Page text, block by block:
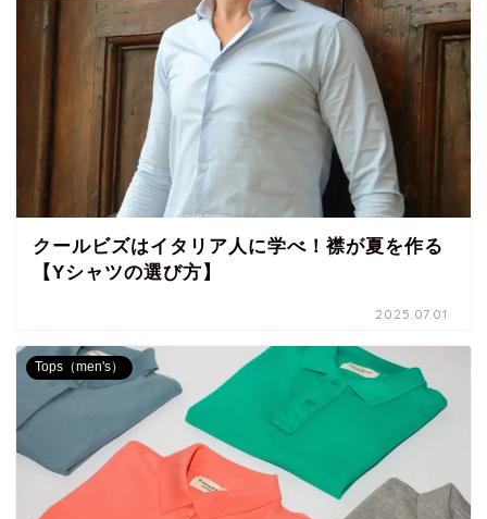
クールビズはイタリア人に学べ！襟が夏を作る
【Yシャツの選び方】
2025.07.01
Tops（men's）